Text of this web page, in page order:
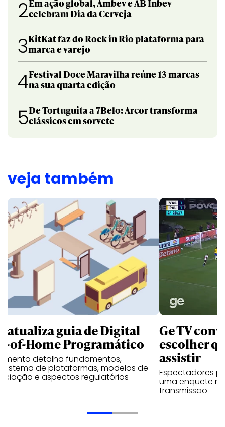
2Em ação global, Ambev e AB Inbev
celebram Dia da Cerveja
3KitKat faz do Rock in Rio plataforma para
marca e varejo
4Festival Doce Maravilha reúne 13 marcas
na sua quarta edição
5De Tortuguita a 7Belo: Arcor transforma
clássicos em sorvete
veja também
atualiza guia de Digital
of-Home Programático
detalha fundamentos,
de plataformas, modelos de
e aspectos regulatórios
Ge TV
escolher
assistir
Espectadores
uma enquete
transmissão